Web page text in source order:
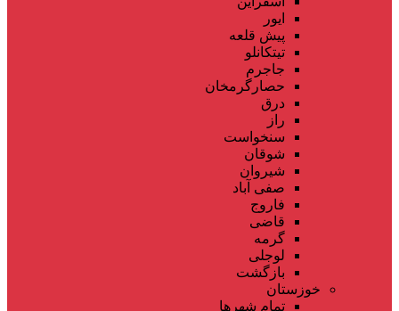
ایور
پیش قلعه
تیتکانلو
جاجرم
حصارگرمخان
درق
راز
سنخواست
شوقان
شیروان
صفی آباد
فاروج
قاضی
گرمه
لوجلی
بازگشت
خوزستان
تمام شهر‌ها